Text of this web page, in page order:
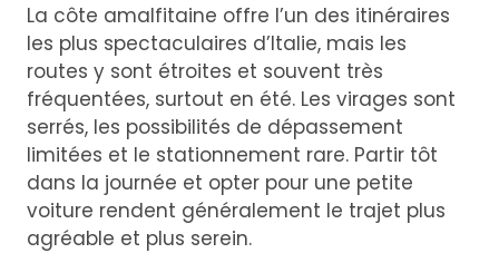
La côte amalfitaine offre l’un des itinéraires
les plus spectaculaires d’Italie, mais les
routes y sont étroites et souvent très
fréquentées, surtout en été. Les virages sont
serrés, les possibilités de dépassement
limitées et le stationnement rare. Partir tôt
dans la journée et opter pour une petite
voiture rendent généralement le trajet plus
agréable et plus serein.